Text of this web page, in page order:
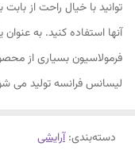
توانید با خیال راحت از
آنها استفاده کنید. به عنوان
فرمولاسیون بسیاری از
لیسانس فرانسه تولید می
دسته‌بندی:آرایشی